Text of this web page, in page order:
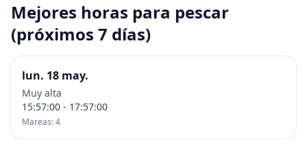
Mejores horas para pescar
(próximos 7 días)
lun. 18 may.
Muy alta
15:57:00 - 17:57:00
Mareas: 4